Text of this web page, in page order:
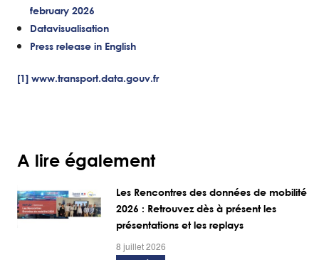
february 2026
Datavisualisation
Press release in English
[1] www.transport.data.gouv.fr
A lire également
Les Rencontres des données de mobilité
2026 : Retrouvez dès à présent les
présentations et les replays
8 juillet 2026